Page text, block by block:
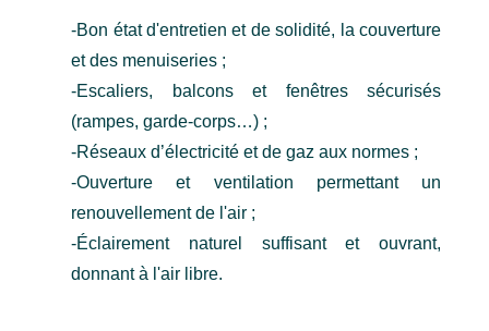
-Bon état d'entretien et de solidité, la couverture
et des menuiseries ;
-Escaliers, balcons et fenêtres sécurisés
(rampes, garde-corps…) ;
-Réseaux d’électricité et de gaz aux normes ;
-Ouverture et ventilation permettant un
renouvellement de l'air ;
-Éclairement naturel suffisant et ouvrant,
donnant à l'air libre.